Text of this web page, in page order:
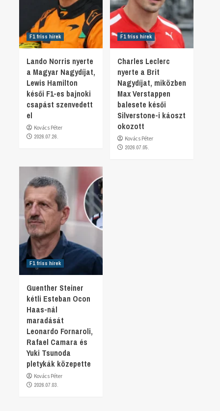
F1 friss hírek
Lando Norris nyerte
a Magyar Nagydíjat,
Lewis Hamilton
késői F1-es bajnoki
csapást szenvedett
el
Kovács Péter
2026.07.26.
F1 friss hírek
Charles Leclerc
nyerte a Brit
Nagydíjat, miközben
Max Verstappen
balesete késői
Silverstone-i káoszt
okozott
Kovács Péter
2026.07.05.
F1 friss hírek
Guenther Steiner
kétli Esteban Ocon
Haas-nál
maradását
Leonardo Fornaroli,
Rafael Camara és
Yuki Tsunoda
pletykák közepette
Kovács Péter
2026.07.03.